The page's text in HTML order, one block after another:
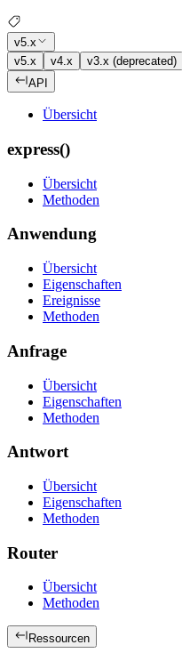
v5.x
v5.x
v4.x
v3.x (deprecated)
API
Übersicht
express()
Übersicht
Methoden
Anwendung
Übersicht
Eigenschaften
Ereignisse
Methoden
Anfrage
Übersicht
Eigenschaften
Methoden
Antwort
Übersicht
Eigenschaften
Methoden
Router
Übersicht
Methoden
Ressourcen